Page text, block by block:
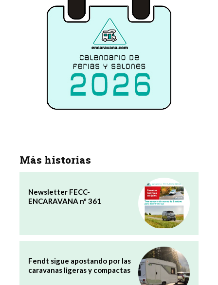
Más historias
Newsletter FECC-
ENCARAVANA nº 361
Fendt sigue apostando por las
caravanas ligeras y compactas